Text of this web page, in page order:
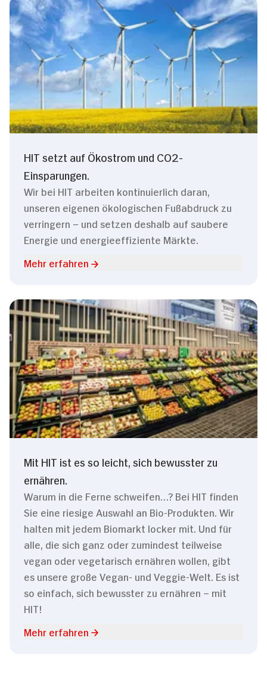
HIT setzt auf Ökostrom und CO2-
Einsparungen.
Wir bei HIT arbeiten kontinuierlich daran,
unseren eigenen ökologischen Fußabdruck zu
verringern – und setzen deshalb auf saubere
Energie und energieeffiziente Märkte.
Mehr erfahren
Mit HIT ist es so leicht, sich bewusster zu
ernähren.
Warum in die Ferne schweifen…? Bei HIT finden
Sie eine riesige Auswahl an Bio-Produkten. Wir
halten mit jedem Biomarkt locker mit. Und für
alle, die sich ganz oder zumindest teilweise
vegan oder vegetarisch ernähren wollen, gibt
es unsere große Vegan- und Veggie-Welt. Es ist
so einfach, sich bewusster zu ernähren – mit
HIT!
Mehr erfahren